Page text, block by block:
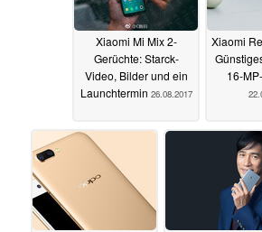
Xiaomi Mi Mix 2-
Gerüchte: Starck-
Video, Bilder und ein
Launchtermin 26.08.2017
Xiaomi
16-